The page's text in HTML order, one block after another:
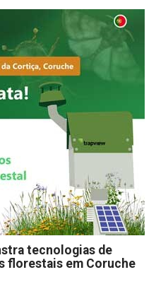
tecnologias de
florestais em Coruche